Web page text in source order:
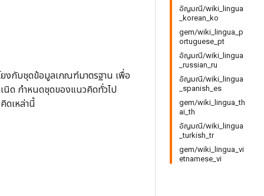
อัญมณี/wiki_lingua
_korean_ko
gem/wiki_lingua_p
ortuguese_pt
อัญมณี/wiki_lingua
_russian_ru
อัญมณี/wiki_lingua
_spanish_es
gem/wiki_lingua_th
ai_th
อัญมณี/wiki_lingua
_turkish_tr
gem/wiki_lingua_vi
etnamese_vi
ยงกับชุดข้อมูลเกณฑ์มาตรฐาน เพื่อ
นิด กำหนดชุดของแนวคิดทั่วไป
ดเหล่านี้